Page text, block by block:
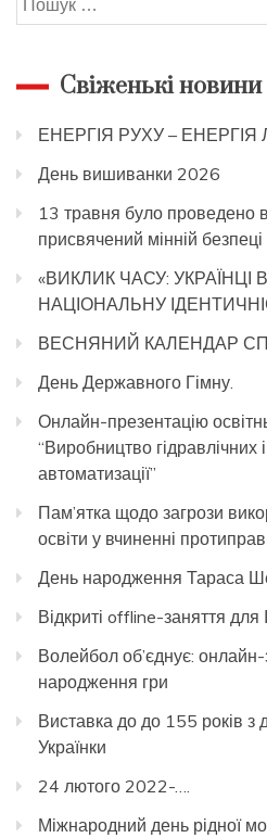
Свіженькі новини
ЕНЕРГІЯ РУХУ – ЕНЕРГІЯ
День вишиванки 2026
13 травня було проведено
присвячений мінній безпеці
«ВИКЛИК ЧАСУ: УКРАЇНЦІ
НАЦІОНАЛЬНУ
ВЕСНЯНИЙ КАЛЕНДАР
День Державного Гімну.
Онлайн-презентацію
“Виробництво гідравлічних
автоматизації”
Пам’ятка щодо загрози
освіти у вчиненні
День народження Тараса
Відкриті offline-заняття для І
Волейбол об’єднує:
народження гри
Виставка до до 155 років з
Українки
24 лютого 2022-….
Міжнародний день рідної